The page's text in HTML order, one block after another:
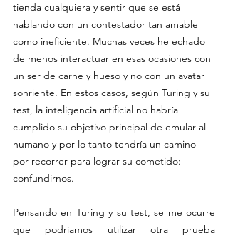
tienda cualquiera y sentir que se está
hablando con un contestador tan amable
como ineficiente. Muchas veces he echado
de menos interactuar en esas ocasiones con
un ser de carne y hueso y no con un avatar
sonriente. En estos casos, según Turing y su
test, la inteligencia artificial no habría
cumplido su objetivo principal de emular al
humano y por lo tanto tendría un camino
por recorrer para lograr su cometido:
confundirnos.
Pensando en Turing y su test, se me ocurre
que podríamos utilizar otra prueba